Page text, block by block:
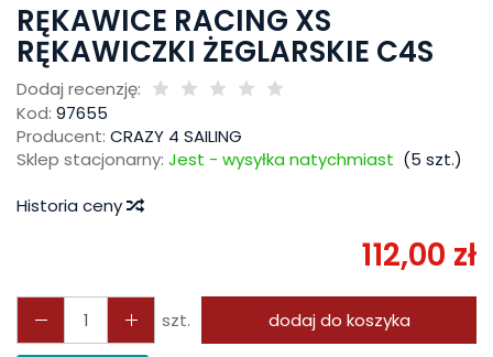
RĘKAWICE RACING XS
RĘKAWICZKI ŻEGLARSKIE C4S
Dodaj recenzję:
Kod: 97655
Producent: CRAZY 4 SAILING
Sklep stacjonarny: Jest - wysyłka natychmiast (5 szt.)
Historia ceny
112,00 zł
szt. dodaj do koszyka